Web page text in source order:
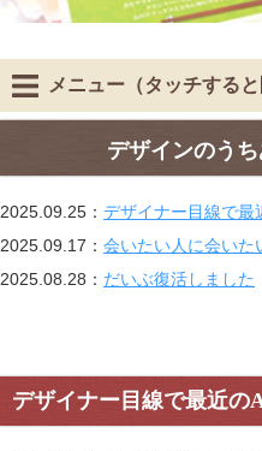
メニュー（タッチすると
デザインのう
2025.09.25： デザイナー目線で最
2025.09.17： 会いたい人に会いた
2025.08.28： だいぶ復活しました
デザイナー目線で最近の